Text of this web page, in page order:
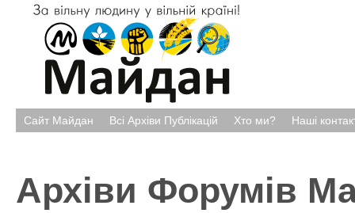
Сайт Майдан Всі Архіви Публікацій Хто ми? Наші
Архіви Форумів